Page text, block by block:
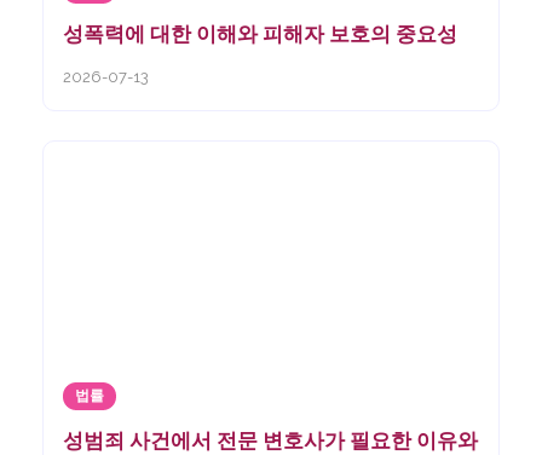
성폭력에 대한 이해와 피해자 보호의 중요성
2026-07-13
법률
성범죄 사건에서 전문 변호사가 필요한 이유와